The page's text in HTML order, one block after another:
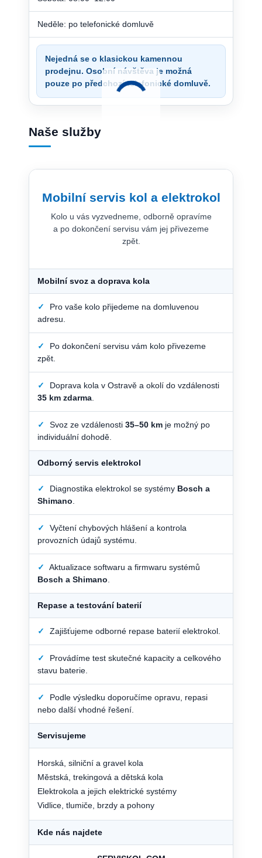
Neděle: po telefonické domluvě
Nejedná se o klasickou kamennou
prodejnu. Osobní návštěva je možná
pouze po předchozí telefonické domluvě.
Naše služby
Mobilní servis kol a elektrokol
Kolo u vás vyzvedneme, odborně opravíme
a po dokončení servisu vám jej přivezeme
zpět.
Mobilní svoz a doprava kola
✓
Pro vaše kolo přijedeme na domluvenou
adresu.
✓
Po dokončení servisu vám kolo přivezeme
zpět.
✓
Doprava kola v Ostravě a okolí do vzdálenosti
35 km zdarma
✓ Svoz ze vzdálenosti 35–50 km je možný po
individuální dohodě.
Odborný servis elektrokol
✓ Diagnostika elektrokol se systémy Bosch a
Shimano
✓
Vyčtení chybových hlášení a kontrola
provozních údajů systému.
✓
Aktualizace softwaru a firmwaru systémů
Bosch a Shimano
Repase a testování baterií
✓ Zajišťujeme odborné repase baterií elektrokol.
✓
Provádíme test skutečné kapacity a celkového
stavu baterie.
✓
Podle výsledku doporučíme opravu, repasi
nebo další vhodné řešení.
Servisujeme
Horská, silniční a gravel kola
Městská, trekingová a dětská kola
Elektrokola a jejich elektrické systémy
Vidlice, tlumiče, brzdy a pohony
Kde nás najdete